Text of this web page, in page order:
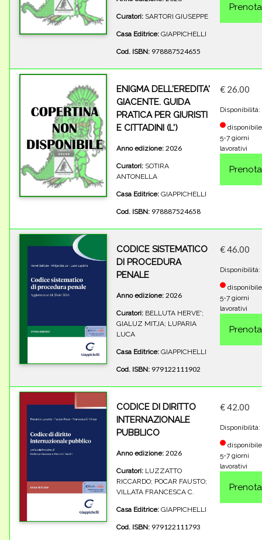
Curatori: SARTORI GIUSEPPE
Casa Editrice: GIAPPICHELLI
Cod. ISBN: 978887524655
ENIGMA DELL'EREDITA'
GIACENTE. GUIDA
PRATICA PER GIURISTI
E CITTADINI (L')
Anno edizione: 2026
Curatori: SOTIRA
ANTONELLA
Casa Editrice: GIAPPICHELLI
Cod. ISBN: 978887524658
€ 26.00
Disponibilità:
5-7 giorni
lavorativi
CODICE SISTEMATICO
DI PROCEDURA
PENALE
Anno edizione: 2026
Curatori: BELLUTA HERVE';
GIALUZ MITJA; LUPARIA
LUCA
Casa Editrice: GIAPPICHELLI
Cod. ISBN: 979122111902
€ 46.00
Disponibilità:
5-7 giorni
lavorativi
CODICE DI DIRITTO
INTERNAZIONALE
PUBBLICO
Anno edizione: 2026
Curatori: LUZZATTO
RICCARDO; POCAR FAUSTO;
VILLATA FRANCESCA C.
Casa Editrice: GIAPPICHELLI
Cod. ISBN: 979122111793
€ 42.00
Disponibilità:
5-7 giorni
lavorativi